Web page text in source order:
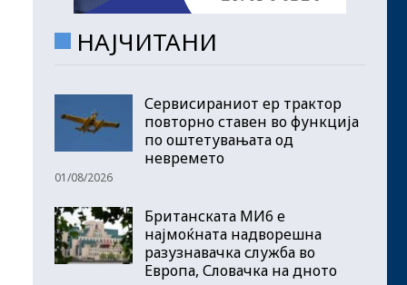
НАЈЧИТАНИ
Сервисираниот ер трактор
повторно ставен во функција
по оштетувањата од
невремето
01/08/2026
Британската МИ6 е
најмоќната надворешна
разузнавачка служба во
Европа, Словачка на дното